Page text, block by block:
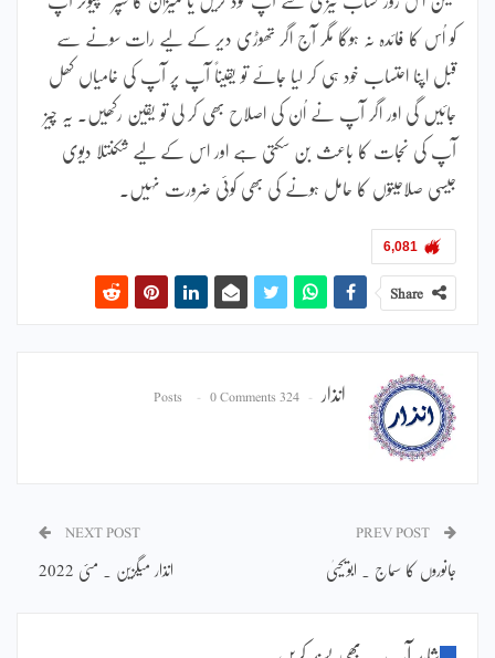
کو اُس کا فائدہ نہ ہوگا مگر آج اگر تھوڑی دیر کے لیے رات سونے سے
قبل اپنا احتساب خود ہی کر لیا جائے تو یقیناً آپ پر آپ کی خامیاں کھل
جائیں گی اور اگر آپ نے اُن کی اصلاح بھی کر لی تو یقین رکھیں۔ یہ چیز
آپ کی نجات کا باعث بن سکتی ہے اور اس کے لیے شکنتلا دیوی
جیسی صلاحیتوں کا حامل ہونے کی بھی کوئی ضرورت نہیں۔
6,081
Share
انذار 324 Posts
0 Comments
جانوروں کا سماج ۔ ابویحییٰ
NEXT POST
انذار میگزین ۔ مئی 2022
شاید آپ یہ بھی پسند کریں